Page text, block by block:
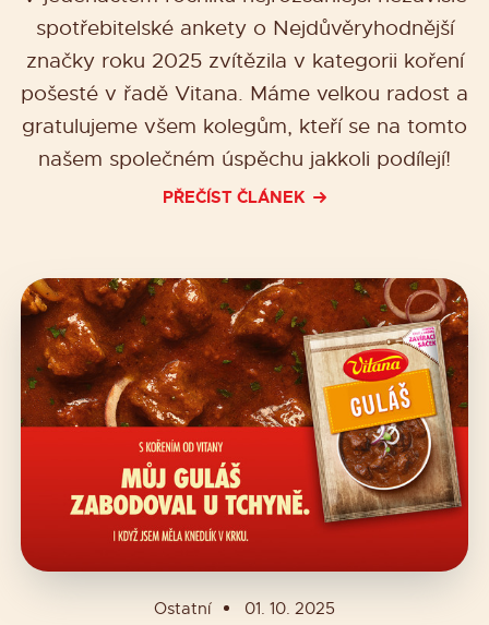
spotřebitelské ankety o Nejdůvěryhodnější
značky roku 2025 zvítězila v kategorii koření
pošesté v řadě Vitana. Máme velkou radost a
gratulujeme všem kolegům, kteří se na tomto
našem společném úspěchu jakkoli podílejí!
PŘEČÍST ČLÁNEK
Ostatní 01. 10. 2025